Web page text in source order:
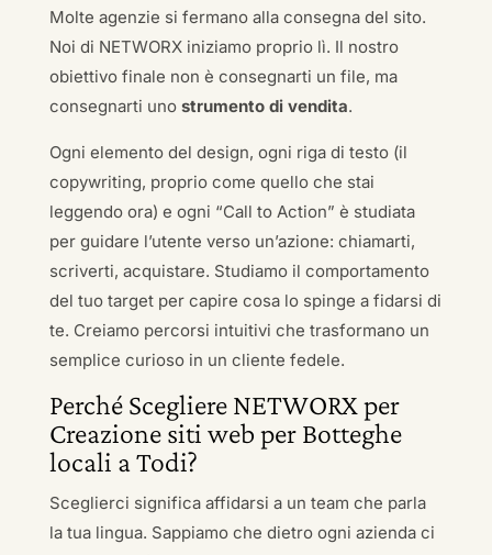
Molte agenzie si fermano alla consegna del sito.
Noi di NETWORX iniziamo proprio lì. Il nostro
obiettivo finale non è consegnarti un file, ma
consegnarti uno strumento di vendita.
Ogni elemento del design, ogni riga di testo (il
copywriting, proprio come quello che stai
leggendo ora) e ogni “Call to Action” è studiata
per guidare l’utente verso un’azione: chiamarti,
scriverti, acquistare. Studiamo il comportamento
del tuo target per capire cosa lo spinge a fidarsi di
te. Creiamo percorsi intuitivi che trasformano un
semplice curioso in un cliente fedele.
Perché Scegliere NETWORX per
Creazione siti web per Botteghe
locali a Todi?
Sceglierci significa affidarsi a un team che parla
la tua lingua. Sappiamo che dietro ogni azienda ci